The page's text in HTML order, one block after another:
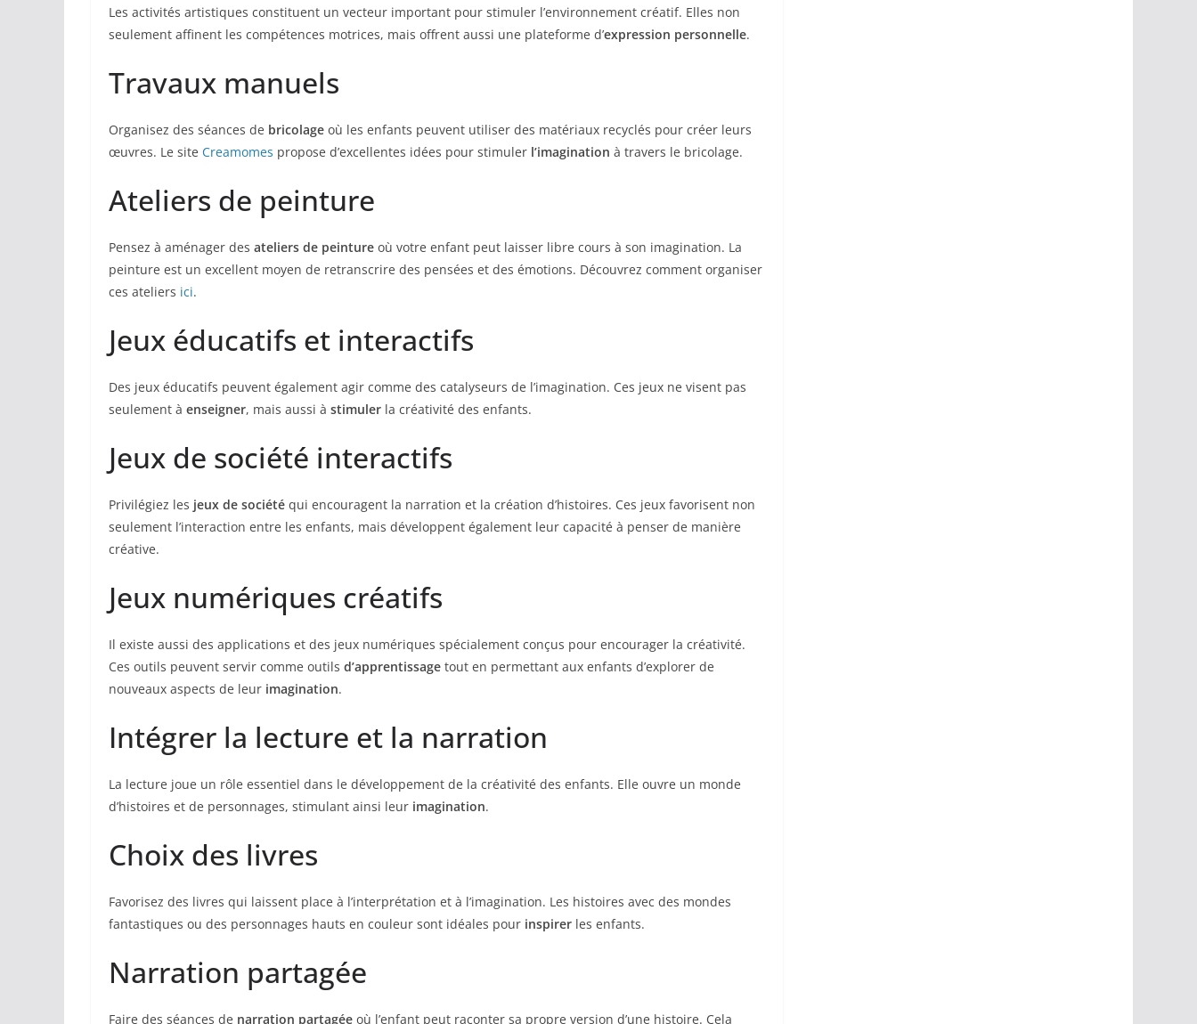
Les activités artistiques constituent un vecteur important pour stimuler l’environnement créatif. Elles non
seulement affinent les compétences motrices, mais offrent aussi une plateforme d’expression personnelle.
Travaux manuels
Organisez des séances de bricolage où les enfants peuvent utiliser des matériaux recyclés pour créer leurs
œuvres. Le site Creamomes propose d’excellentes idées pour stimuler l’imagination à travers le bricolage.
Ateliers de peinture
Pensez à aménager des ateliers de peinture où votre enfant peut laisser libre cours à son imagination. La
peinture est un excellent moyen de retranscrire des pensées et des émotions. Découvrez comment organiser
ces ateliers ici.
Jeux éducatifs et interactifs
Des jeux éducatifs peuvent également agir comme des catalyseurs de l’imagination. Ces jeux ne visent pas
seulement à enseigner, mais aussi à stimuler la créativité des enfants.
Jeux de société interactifs
Privilégiez les jeux de société qui encouragent la narration et la création d’histoires. Ces jeux favorisent non
seulement l’interaction entre les enfants, mais développent également leur capacité à penser de manière
créative.
Jeux numériques créatifs
Il existe aussi des applications et des jeux numériques spécialement conçus pour encourager la créativité.
Ces outils peuvent servir comme outils d’apprentissage tout en permettant aux enfants d’explorer de
nouveaux aspects de leur imagination.
Intégrer la lecture et la narration
La lecture joue un rôle essentiel dans le développement de la créativité des enfants. Elle ouvre un monde
d’histoires et de personnages, stimulant ainsi leur imagination.
Choix des livres
Favorisez des livres qui laissent place à l’interprétation et à l’imagination. Les histoires avec des mondes
fantastiques ou des personnages hauts en couleur sont idéales pour inspirer les enfants.
Narration partagée
Faire des séances de narration partagée où l’enfant peut raconter sa propre version d’une histoire. Cela